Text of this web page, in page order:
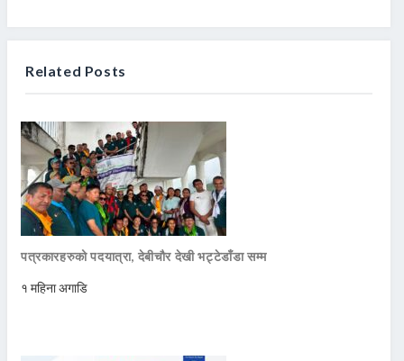
Related Posts
पत्रकारहरुको पदयात्रा, देबीचौर देखी भट्टेडाँडा सम्म
१ महिना अगाडि